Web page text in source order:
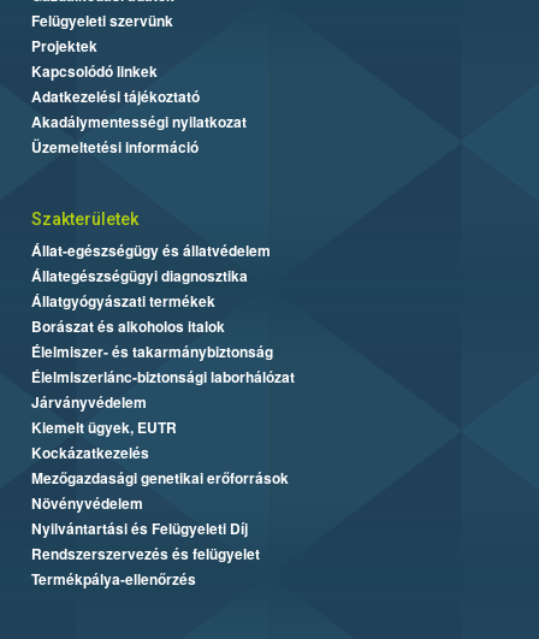
Felügyeleti szervünk
Projektek
Kapcsolódó linkek
Adatkezelési tájékoztató
Akadálymentességi nyilatkozat
Üzemeltetési információ
Szakterületek
Állat-egészségügy és állatvédelem
Állategészségügyi diagnosztika
Állatgyógyászati termékek
Borászat és alkoholos italok
Élelmiszer- és takarmánybiztonság
Élelmiszerlánc-biztonsági laborhálózat
Járványvédelem
Kiemelt ügyek, EUTR
Kockázatkezelés
Mezőgazdasági genetikai erőforrások
Növényvédelem
Nyilvántartási és Felügyeleti Díj
Rendszerszervezés és felügyelet
Termékpálya-ellenőrzés